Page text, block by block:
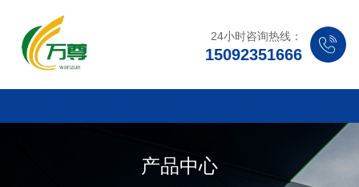
24小时咨询热线：
15092351666
产品中心